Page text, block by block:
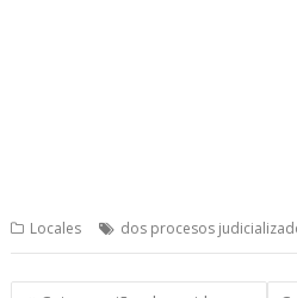
Locales dos procesos